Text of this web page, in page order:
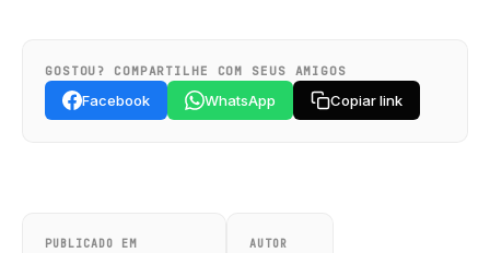
GOSTOU? COMPARTILHE COM SEUS AMIGOS
Facebook WhatsApp Copiar link
PUBLICADO EM AUTOR